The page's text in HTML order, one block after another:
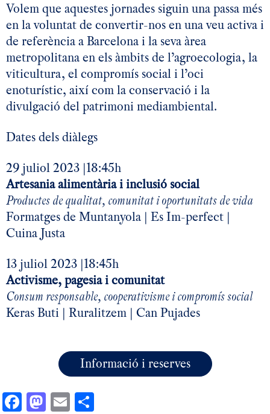
Volem que aquestes jornades siguin una passa més
en la voluntat de convertir-nos en una veu activa i
de referència a Barcelona i la seva àrea
metropolitana en els àmbits de l’agroecologia, la
viticultura, el compromís social i l’oci
enoturístic, així com la conservació i la
divulgació del patrimoni mediambiental.
Dates dels diàlegs
29 juliol 2023 |18:45h
Artesania alimentària i inclusió social
Productes de qualitat, comunitat i oportunitats de vida
Formatges de Muntanyola | Es Im-perfect |
Cuina Justa
13 juliol 2023 |18:45h
Activisme, pagesia i comunitat
Consum responsable, cooperativisme i compromís social
Keras Buti | Ruralitzem | Can Pujades
Informació i reserves
Facebook
Mastodon
Email